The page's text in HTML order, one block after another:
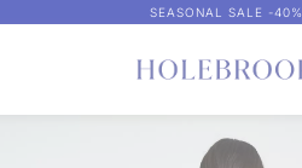
SEASONAL SALE -40%